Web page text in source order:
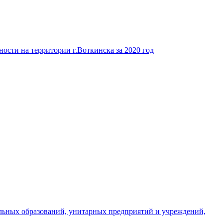
на территории г.Воткинска за 2020 год
образований, унитарных предприятий и учреждений,